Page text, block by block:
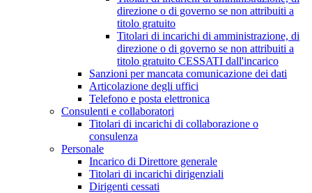
direzione o di governo se non attribuiti a
titolo gratuito
Titolari di incarichi di amministrazione, di
direzione o di governo se non attribuiti a
titolo gratuito CESSATI dall'incarico
Sanzioni per mancata comunicazione dei dati
Articolazione degli uffici
Telefono e posta elettronica
Consulenti e collaboratori
Titolari di incarichi di collaborazione o
consulenza
Personale
Incarico di Direttore generale
Titolari di incarichi dirigenziali
Dirigenti cessati